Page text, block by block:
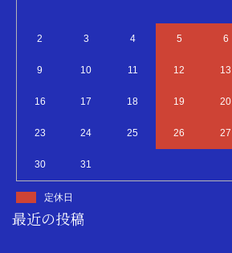
2 3 4 5 6
9 10 11 12 13
16 17 18 19 20
23 24 25 26 27
30 31
定休日
最近の投稿